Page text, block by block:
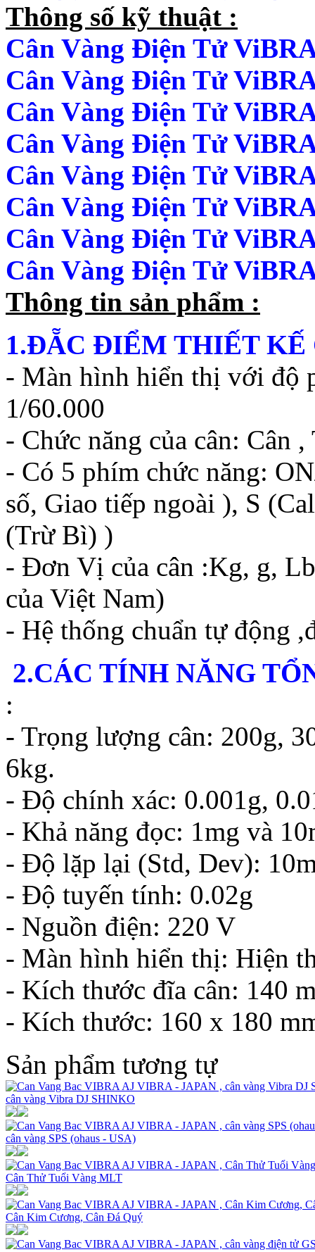
Thông số kỹ thuật :
Cân Vàng Điện Tử
Cân Vàng Điện Tử
Cân Vàng Điện Tử
Cân Vàng Điện Tử
Cân Vàng Điện Tử
Cân Vàng Điện Tử
Cân Vàng Điện Tử
Cân Vàng Điện Tử
Thông tin sản phẩm :
1.ĐẴC ĐIỂM THIẾT KẾ
- Màn hình hiển thị với độ
1/60.000
- Chức năng của cân: Cân
- Có 5 phím chức năng:
số, Giao tiếp ngoài ), S
(Trừ Bì) )
- Đơn Vị của cân :Kg, g,
của Việt Nam)
- Hệ thống chuẩn tự động
2.CÁC TÍNH NĂNG
:
- Trọng lượng cân: 200g,
6kg.
- Độ chính xác: 0.001g,
- Khả năng đọc: 1mg và
- Độ lặp lại (Std, Dev):
- Độ tuyến tính: 0.02g
- Nguồn điện: 220 V
- Màn hình hiển thị: Hiện
- Kích thước đĩa cân: 140
- Kích thước: 160 x 180
Sản phẩm tương tự
cân vàng Vibra DJ SHINKO
cân vàng SPS (ohaus - USA)
Cân Thử Tuổi Vàng MLT
Cân Kim Cương, Cân Đá Quý